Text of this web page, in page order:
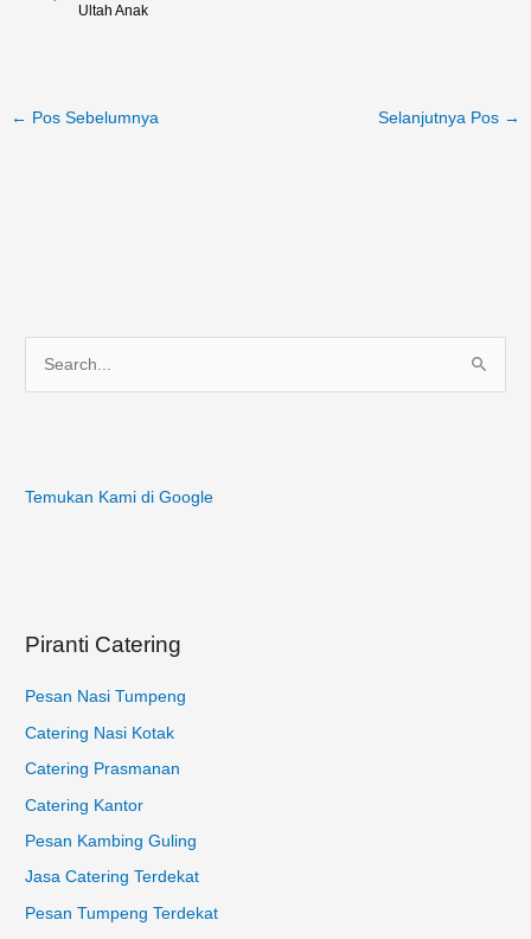
Ultah Anak
← Pos Sebelumnya Selanjutnya Pos →
u
Temukan Kami di Google
Piranti Catering
Pesan Nasi Tumpeng
Catering Nasi Kotak
Catering Prasmanan
Catering Kantor
Pesan Kambing Guling
Jasa Catering Terdekat
Pesan Tumpeng Terdekat